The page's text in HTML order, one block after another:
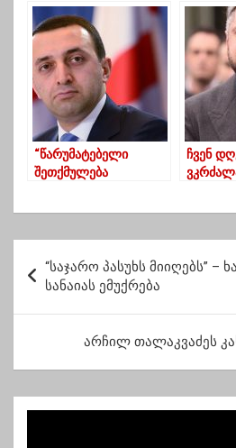
“წარუმატებელი
შეთქმულება
გადადგომას არ
აპირებს
ჩვენ
– ნიკა
ო
ს
ი
ს
“საჯარო პასუხს მიიღებს” –
სანაიას ემუქრება
არჩილ თალაკვაძეს